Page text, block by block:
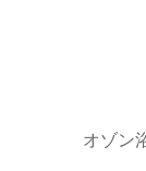
オゾン